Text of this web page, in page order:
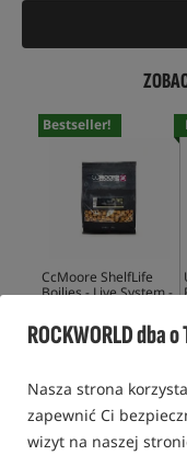
ROCKWORLD dba
Nasza strona
zapewnić Ci
wizyt na naszej
Bestseller!
CcMoore ShelfLife
Boilies - Live System -
60,99PLN